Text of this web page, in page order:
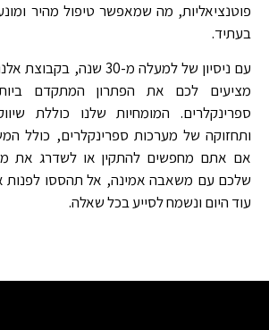
פוטנציאליות, מה שמאפשר טיפול מהיר
בעתיד.
עם ניסיון של למעלה מ-30
מציעים לכם את הפתרון המתקדם
ספרינקלרים. המומחיות שלנו כוללת
ותחזוקה של מערכות ספרינקלרים, כולל
אם אתם מחפשים להתקין או לשדרג את
שלכם עם משאבה אמינה, אל תהססו לפנות
עוד היום ונשמח לסייע בכל שאלה.